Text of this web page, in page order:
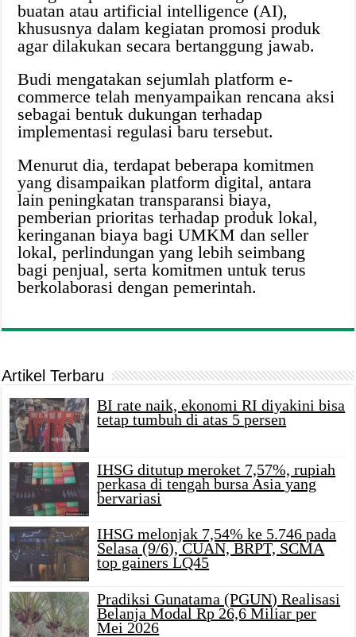
buatan atau artificial intelligence (AI),
khususnya dalam kegiatan promosi produk
agar dilakukan secara bertanggung jawab.
Budi mengatakan sejumlah platform e-
commerce telah menyampaikan rencana aksi
sebagai bentuk dukungan terhadap
implementasi regulasi baru tersebut.
Menurut dia, terdapat beberapa komitmen
yang disampaikan platform digital, antara
lain peningkatan transparansi biaya,
pemberian prioritas terhadap produk lokal,
keringanan biaya bagi UMKM dan seller
lokal, perlindungan yang lebih seimbang
bagi penjual, serta komitmen untuk terus
berkolaborasi dengan pemerintah.
Artikel Terbaru
BI rate naik, ekonomi RI diyakini bisa
tetap tumbuh di atas 5 persen
IHSG ditutup meroket 7,57%, rupiah
perkasa di tengah bursa Asia yang
bervariasi
IHSG melonjak 7,54% ke 5.746 pada
Selasa (9/6), CUAN, BRPT, SCMA
top gainers LQ45
Pradiksi Gunatama (PGUN) Realisasi
Belanja Modal Rp 26,6 Miliar per
Mei 2026